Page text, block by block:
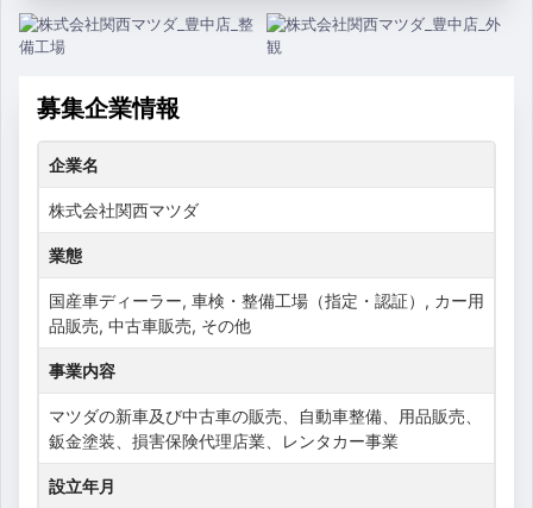
募集企業情報
企業名
株式会社関西マツダ
業態
国産車ディーラー, 車検・整備工場（指定・認証）, カー用
品販売, 中古車販売, その他
事業内容
マツダの新車及び中古車の販売、自動車整備、用品販売、
鈑金塗装、損害保険代理店業、レンタカー事業
設立年月